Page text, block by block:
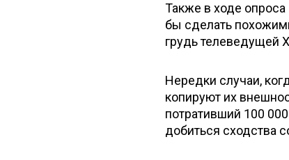
Также в ходе
бы сделать
грудь телеведущей
Нередки случаи,
копируют их
потративший 100
добиться сходства